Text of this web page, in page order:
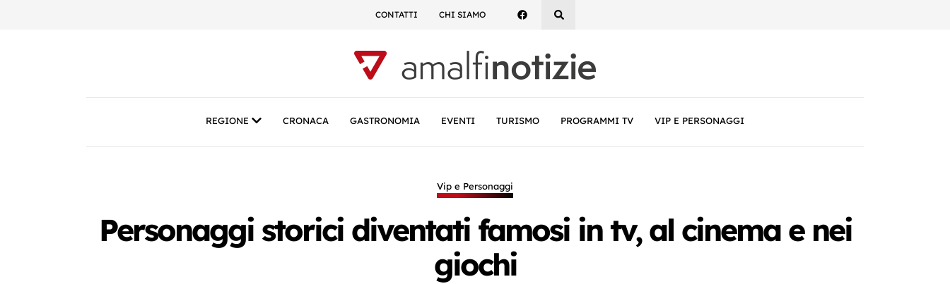
CONTATTI CHI SIAMO
REGIONE CRONACA GASTRONOMIA EVENTI TURISMO PROGRAMMI TV VIP E PERSONAGGI
Vip e Personaggi
Personaggi storici diventati famosi in tv, al cinema e nei
giochi